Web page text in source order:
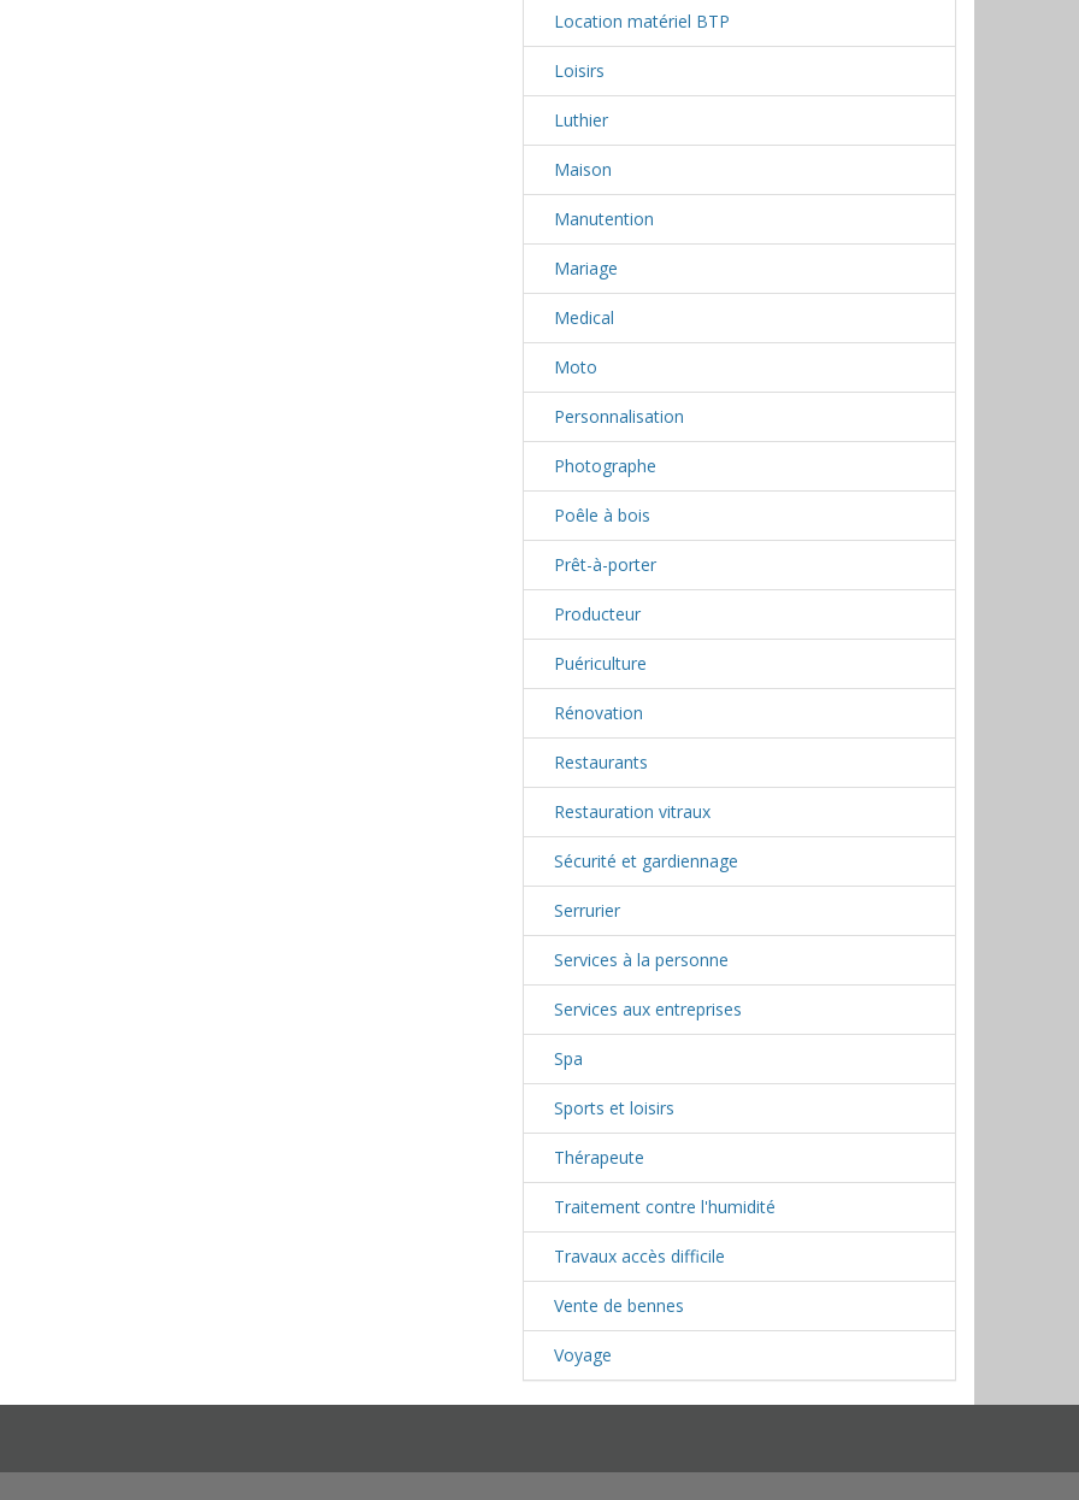
Location matériel BTP
Loisirs
Luthier
Maison
Manutention
Mariage
Medical
Moto
Personnalisation
Photographe
Poêle à bois
Prêt-à-porter
Producteur
Puériculture
Rénovation
Restaurants
Restauration vitraux
Sécurité et gardiennage
Serrurier
Services à la personne
Services aux entreprises
Spa
Sports et loisirs
Thérapeute
Traitement contre l'humidité
Travaux accès difficile
Vente de bennes
Voyage